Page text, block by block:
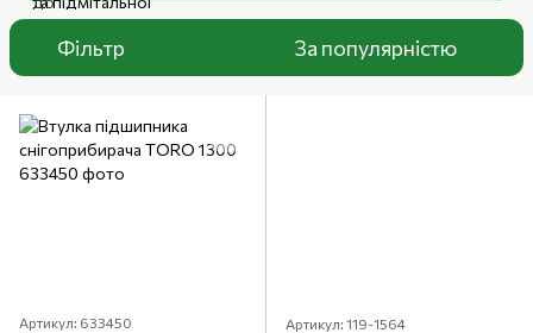
Фільтр За популярністю
Артикул: 633450 Артикул: 119-1564